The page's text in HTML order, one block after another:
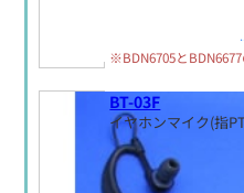
※BDN6705と
BT-03F
イヤホンマイク(指